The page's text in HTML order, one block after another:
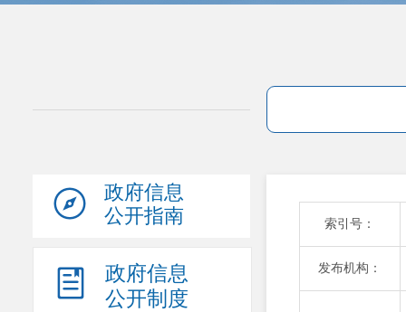
政府信息
公开指南
政府信息
公开制度
索引号：
发布机构：